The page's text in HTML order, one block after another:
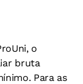
o
bruta
Para as